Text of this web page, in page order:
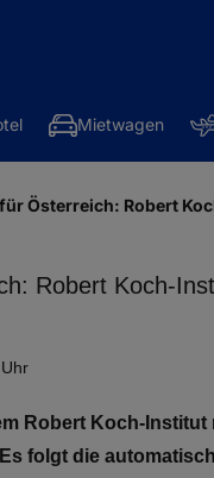
Mietwagen
Österreich: Robert
Robert Koch-
Robert Koch-
folgt die